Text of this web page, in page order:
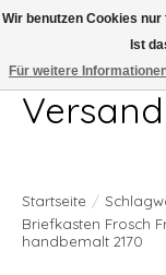
Telefon 04407 715872 MO-
Startseite /
Briefkasten Frosch
handbemalt 2170
Wir benutzen Cookies
Ist
Für weitere